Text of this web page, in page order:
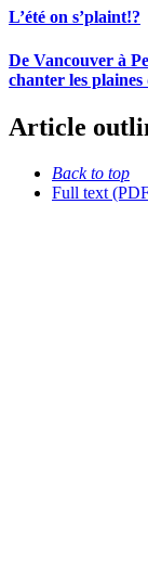
L’été on s’plaint!?
De Vancouver à
chanter les
Article
Back to top
Full text